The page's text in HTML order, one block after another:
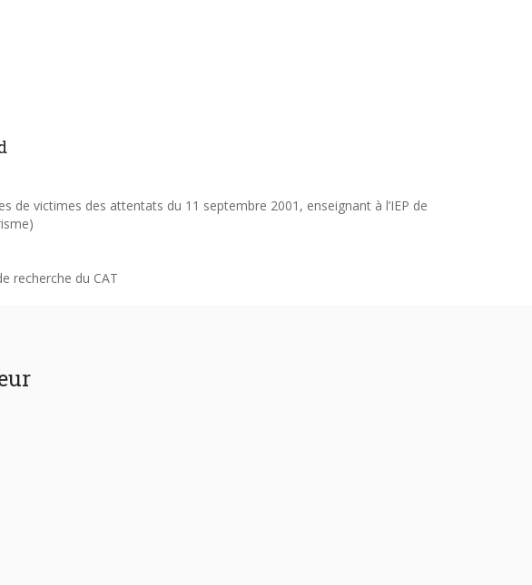
victimes des attentats du 11 septembre 2001, enseignant à l’IEP de
recherche du CAT